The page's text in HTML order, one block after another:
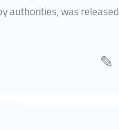
authorities, was released